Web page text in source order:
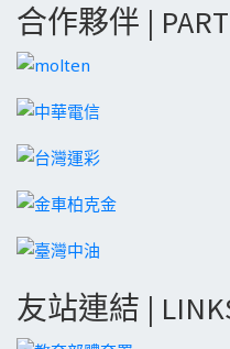
合作夥伴 |
友站連結 |